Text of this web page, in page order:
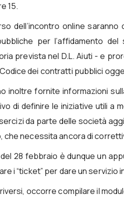
15.
dell’incontro online
per l’affidamento
prevista nel D.L. Aiuti - e
dei contratti pubblici
inoltre fornite informazioni
di definire le iniziative utili a
da parte delle società
che necessita ancora di
28 febbraio è dunque un
i “ticket” per dare un servizio
occorre compilare il